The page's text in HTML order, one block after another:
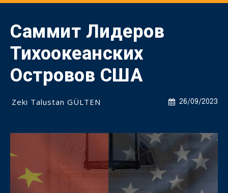
Саммит Лидеров
Тихоокеанских
Островов США
26/09/2023
Zeki Talustan GÜLTEN